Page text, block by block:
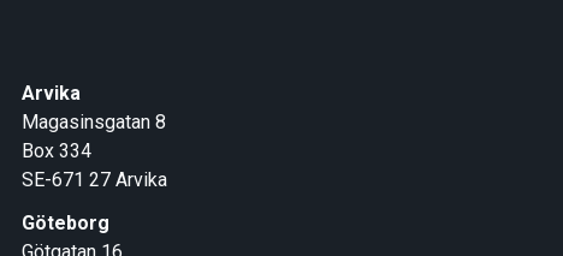
Arvika
Magasinsgatan 8
Box 334
SE-671 27 Arvika
Göteborg